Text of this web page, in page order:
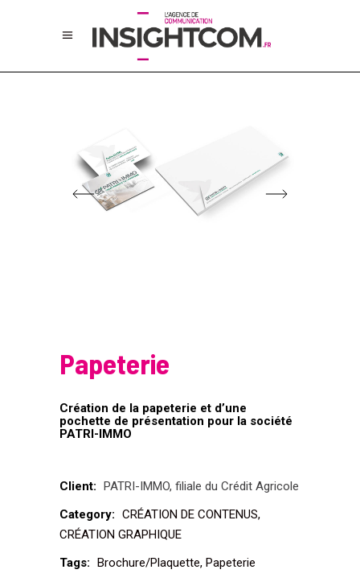
Papeterie
Création de la papeterie et d’une
pochette de présentation pour la société
PATRI-IMMO
Client: PATRI-IMMO, filiale du Crédit Agricole
Category: CRÉATION DE CONTENUS
CRÉATION GRAPHIQUE
Tags: Brochure/Plaquette Papeterie